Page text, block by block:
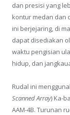
dan presisi yang
kontur medan dan
ini berjejaring, di
dapat disediakan
waktu pengisian
hidup, dan
Rudal ini
Scanned Array) Ka-
AAM-4B. Turunan